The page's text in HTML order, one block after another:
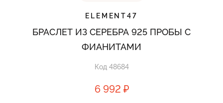
ELEMENT47
БРАСЛЕТ ИЗ СЕРЕБРА 925 ПРОБЫ С
ФИАНИТАМИ
Код 48684
6 992 ₽